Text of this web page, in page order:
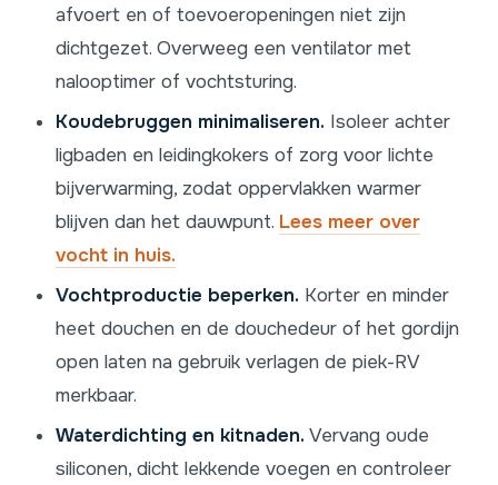
afvoert en of toevoeropeningen niet zijn
dichtgezet. Overweeg een ventilator met
nalooptimer of vochtsturing.
Koudebruggen minimaliseren. Isoleer achter
ligbaden en leidingkokers of zorg voor lichte
bijverwarming, zodat oppervlakken warmer
blijven dan het dauwpunt. Lees meer over
vocht in huis.
Vochtproductie beperken. Korter en minder
heet douchen en de douchedeur of het gordijn
open laten na gebruik verlagen de piek-RV
merkbaar.
Waterdichting en kitnaden. Vervang oude
siliconen, dicht lekkende voegen en controleer